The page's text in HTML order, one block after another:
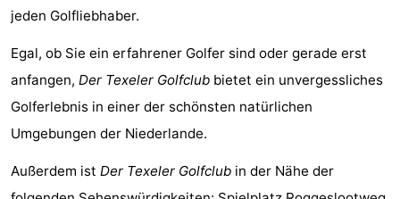
Aussichtspunkte
Attraktionen
Rundfahrten
-
Bauernhöfe
Spielplätze
-
jeden Golfliebhaber.
Egal, ob Sie ein erfahrener Golfer sind oder gerade erst
anfangen, Der Texeler Golfclub bietet ein unvergessliches
Golferlebnis in einer der schönsten natürlichen
Umgebungen der Niederlande.
Außerdem ist Der Texeler Golfclub in der Nähe der